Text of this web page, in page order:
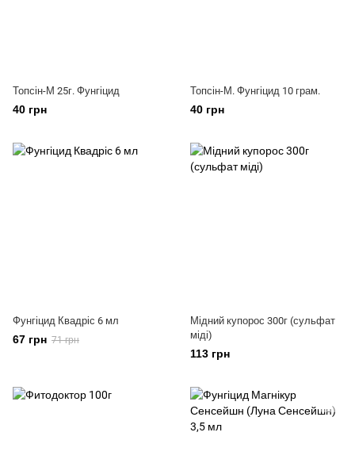
Топсін-М 25г. Фунгіцид
40 грн
Топсін-М. Фунгіцид 10 грам.
40 грн
Фунгіцид Квадріс 6 мл
67 грн 71 грн
Мідний купорос 300г (сульфат
міді)
113 грн